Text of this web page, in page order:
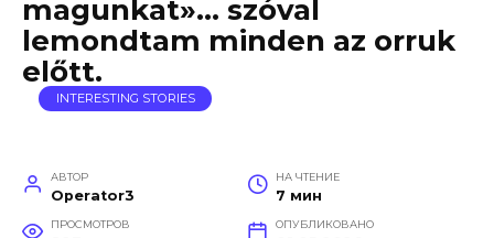
magunkat»… szóval
lemondtam minden az orruk
előtt.
INTERESTING STORIES
АВТОР
Operator3
НА ЧТЕНИЕ
7 мин
ПРОСМОТРОВ ОПУБЛИКОВАНО